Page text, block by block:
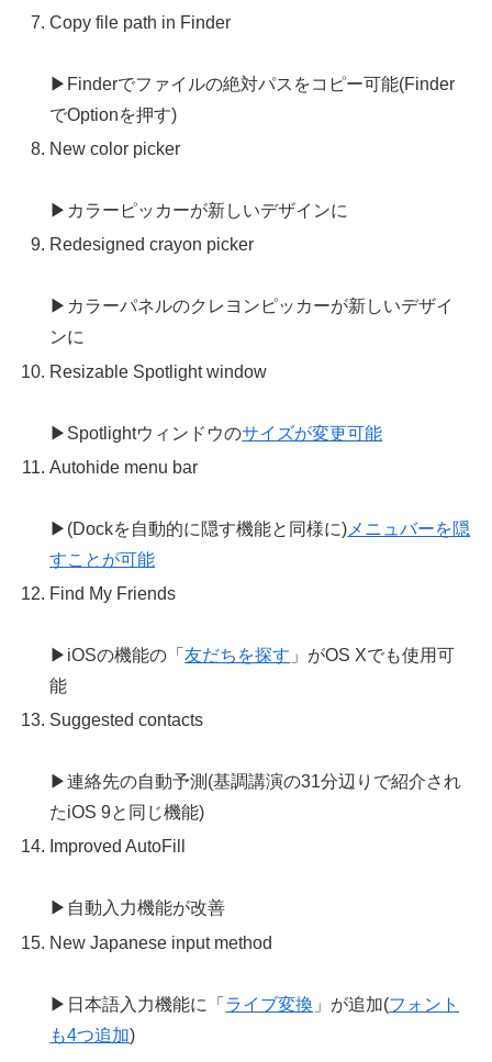
Copy file path in Finder
▶Finderでファイルの絶対パスをコピー可能(Finder
でOptionを押す)
New color picker
▶カラーピッカーが新しいデザインに
Redesigned crayon picker
▶カラーパネルのクレヨンピッカーが新しいデザイ
ンに
Resizable Spotlight window
▶Spotlightウィンドウのサイズが変更可能
Autohide menu bar
▶(Dockを自動的に隠す機能と同様に) メニュバーを隠
すことが可能
Find My Friends
▶iOSの機能の「友だちを探す 」がOS Xでも使用可
能
Suggested contacts
▶連絡先の自動予測(基調講演の31分辺りで紹介され
たiOS 9と同じ機能)
Improved AutoFill
▶自動入力機能が改善
New Japanese input method
▶日本語入力機能に「 ライブ変換 」が追加(フォント
も4つ追加)